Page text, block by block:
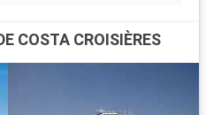
COSTA CROISIÈRES